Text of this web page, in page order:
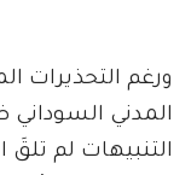
ورغم التحذيرات
المدني السوداني
التنبيهات لم